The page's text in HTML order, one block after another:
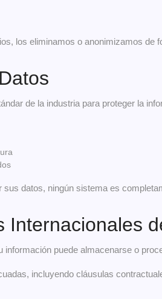
los eliminamos o anonimizamos de
de la industria para proteger la
datos, ningún sistema es
Internacionales
información puede almacenarse o
incluyendo cláusulas